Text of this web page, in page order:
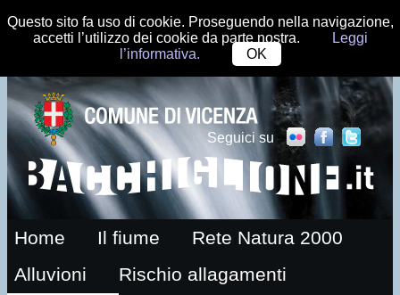
Questo sito fa uso di cookie. Proseguendo nella navigazione,
accetti l’utilizzo dei cookie da parte nostra.
Leggi
l’informativa.
OK
Seguici su
Home Il fiume
Rete Natura 2000
Alluvioni
Rischio allagamenti